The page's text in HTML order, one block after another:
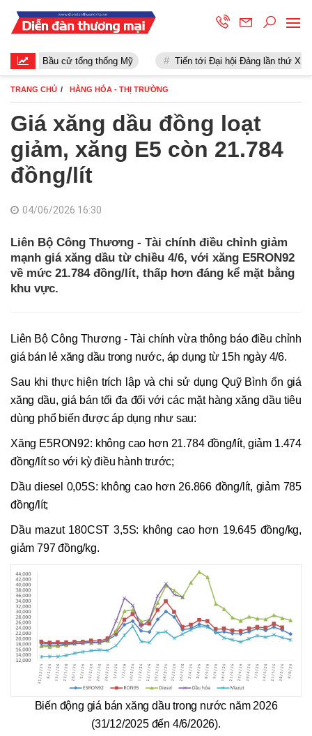
Bầu cử tổng thống Mỹ Tiến tới Đại hội Đảng lần thứ XIII
TRANG CHỦ HÀNG HÓA - THỊ TRƯỜNG
Giá xăng dầu đồng loạt
giảm, xăng E5 còn 21.784
đồng/lít
04/06/2026 16:30
Liên Bộ Công Thương - Tài chính điều chỉnh giảm
mạnh giá xăng dầu từ chiều 4/6, với xăng E5RON92
về mức 21.784 đồng/lít, thấp hơn đáng kể mặt bằng
khu vực.
Liên Bộ Công Thương - Tài chính vừa thông báo điều chỉnh
giá bán lẻ xăng dầu trong nước, áp dụng từ 15h ngày 4/6.
Sau khi thực hiện trích lập và chi sử dụng Quỹ Bình ổn giá
xăng dầu, giá bán tối đa đối với các mặt hàng xăng dầu tiêu
dùng phổ biến được áp dụng như sau:
Xăng E5RON92: không cao hơn 21.784 đồng/lít, giảm 1.474
đồng/lít so với kỳ điều hành trước;
Dầu diesel 0,05S: không cao hơn 26.866 đồng/lít, giảm 785
đồng/lít;
Dầu mazut 180CST 3,5S: không cao hơn 19.645 đồng/kg,
giảm 797 đồng/kg.
Biến động giá bán xăng dầu trong nước năm 2026
(31/12/2025 đến 4/6/2026).